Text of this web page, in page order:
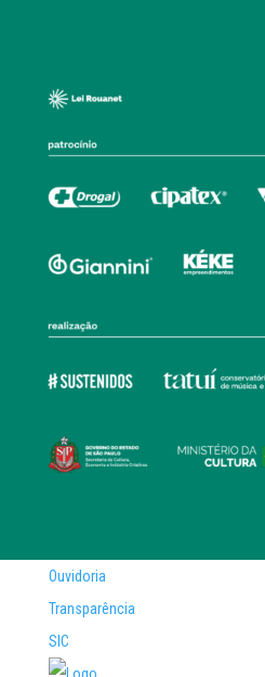
Ouvidoria
Transparência
SIC